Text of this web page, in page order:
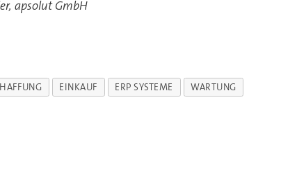
apsolut GmbH
EINKAUF ERP SYSTEME WARTUNG